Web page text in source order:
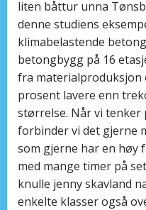
liten båttur unna
denne studiens
klimabelastende
betongbygg på 16
fra materialproduksjon
prosent lavere enn
størrelse. Når vi tenker
forbinder vi det gjerne
som gjerne har en høy
med mange timer på
knulle jenny skavland
enkelte klasser også